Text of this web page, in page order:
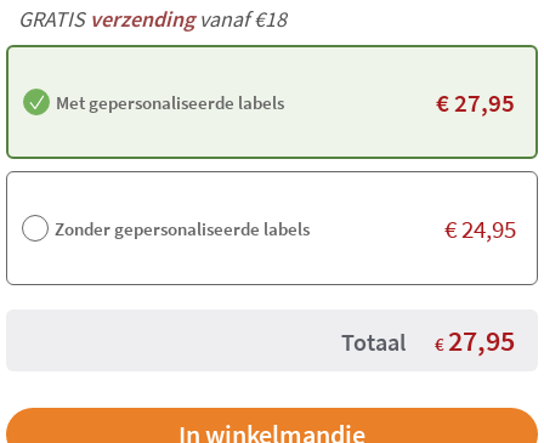
GRATISverzendingvanaf €18
Met gepersonaliseerde labels €27,95
Zonder gepersonaliseerde labels €24,95
Totaal € 27,95